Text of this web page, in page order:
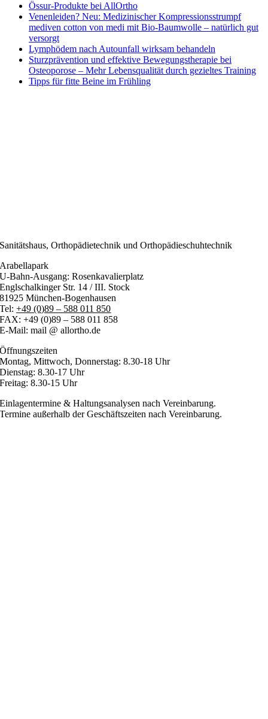
Össur-Produkte bei AllOrtho
Venenleiden? Neu: Medizinischer Kompressionsstrumpf
mediven cotton von medi mit Bio-Baumwolle – natürlich gut
versorgt
Lymphödem nach Autounfall wirksam behandeln
Sturzprävention und effektive Bewegungstherapie bei
Osteoporose – Mehr Lebensqualität durch gezieltes Training
Tipps für fitte Beine im Frühling
Sanitätshaus, Orthopädietechnik und Orthopädieschuhtechnik
Arabellapark
U-Bahn-Ausgang: Rosenkavalierplatz
Englschalkinger Str. 14 / III. Stock
81925 München-Bogenhausen
Tel:+49 (0)89 – 588 011 850
FAX: +49 (0)89 – 588 011 858
E-Mail: mail @ allortho.de
Öffnungszeiten
Montag, Mittwoch, Donnerstag: 8.30-18 Uhr
Dienstag: 8.30-17 Uhr
Freitag: 8.30-15 Uhr
Einlagentermine & Haltungsanalysen nach Vereinbarung.
Termine außerhalb der Geschäftszeiten nach Vereinbarung.